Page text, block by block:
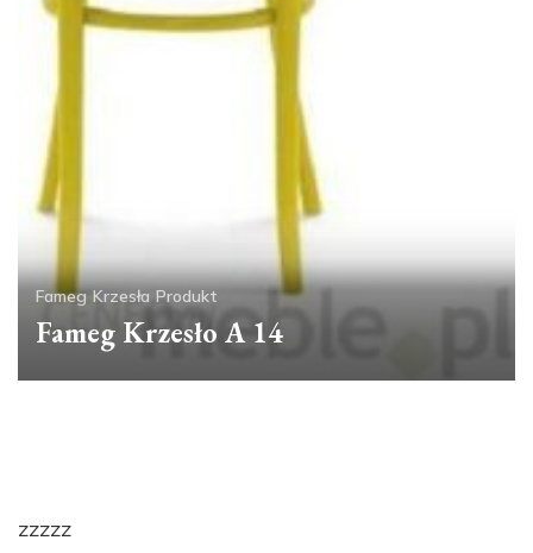
Fameg Krzesła Produkt
Fameg Krzesło A 14
zzzzz